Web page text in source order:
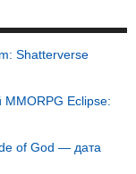
Shatterverse
Eclipse:
of God — дата